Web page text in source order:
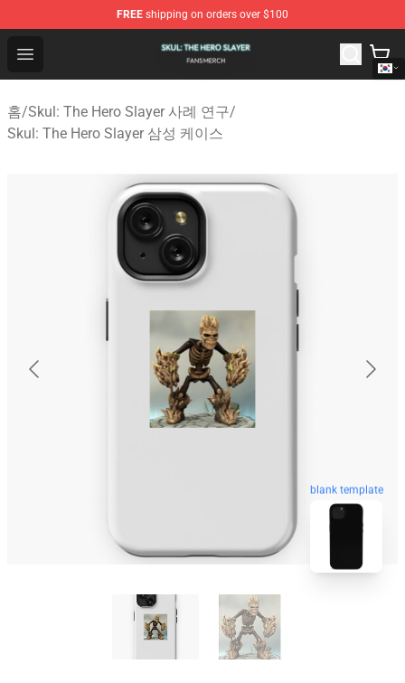
FREE shipping on orders over $100
Open menu
Skul: The Hero Slayer Shop - Official Skul: The Hero
홈/Skul: The Hero Slayer 사례 연구/
Skul: The Hero Slayer 삼성 케이스
blank template